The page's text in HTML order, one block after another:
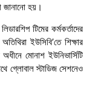
জানানো হয়।
টিমের কর্মকর্তাদের
ইউসিবি’তে শিক্ষার
মোনাশ ইউনিভার্সিটি
গ্লোবাল স্টাডিজ সেশনেও